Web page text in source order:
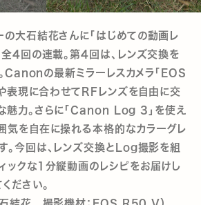
の大石結花さんに「はじめての動画レ
全4回の連載。第4回は、レンズ交換を
Canonの最新ミラーレスカメラ「EOS
表現に合わせてRFレンズを自由に交
魅力。さらに「Canon Log 3」を使え
気を自在に操れる本格的なカラーグレ
。今回は、レンズ交換とLog撮影を組
ックな1分縦動画のレシピをお届けし
ださい。